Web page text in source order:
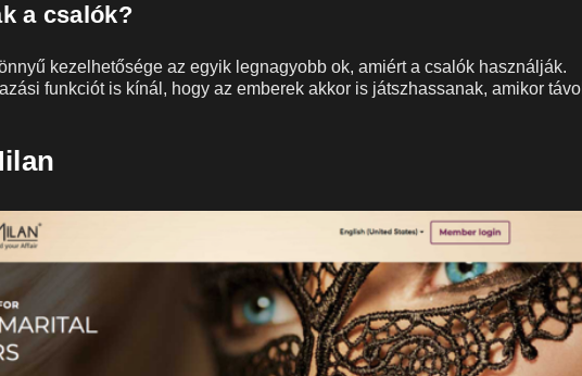
a csalók?
kezelhetősége az egyik legnagyobb ok, amiért a csalók használják.
funkciót is kínál, hogy az emberek akkor is játszhassanak, amikor távol